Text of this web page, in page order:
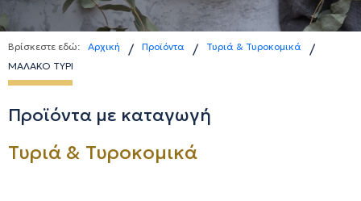
Βρίσκεστε εδώ: Αρχική / Προϊόντα / Τυριά & Τυροκομικά /
ΜΑΛΑΚΟ ΤΥΡΙ
Προϊόντα με καταγωγή
Τυριά & Τυροκομικά